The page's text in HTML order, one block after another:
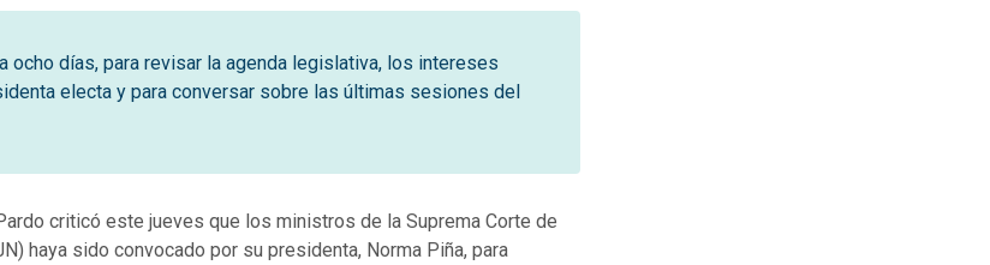
ocho días, para revisar la agenda legislativa, los intereses
electa y para conversar sobre las últimas sesiones del
criticó este jueves que los ministros de la Suprema Corte de
haya sido convocado por su presidenta, Norma Piña, para